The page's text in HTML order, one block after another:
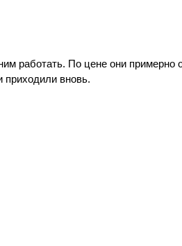
работать. По цене они примерно
приходили вновь.